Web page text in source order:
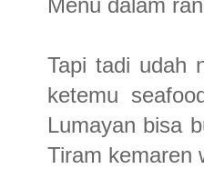
Tapi tadi udah
ketemu
Lumayan bisa
Tiram kemaren